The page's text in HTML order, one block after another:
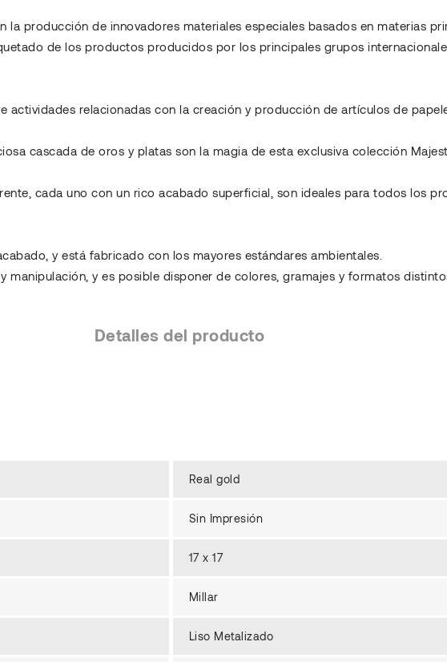
la producción de innovadores materiales especiales basados en materias
de los productos producidos por los principales grupos
actividades relacionadas con la creación y producción de artículos de
cascada de oros y platas son la magia de esta exclusiva colección
cada uno con un rico acabado superficial, son ideales para todos los
y está fabricado con los mayores estándares ambientales.
y es posible disponer de colores, gramajes y formatos
Detalles del producto
Real gold
Sin Impresión
17 x 17
Millar
Liso Metalizado